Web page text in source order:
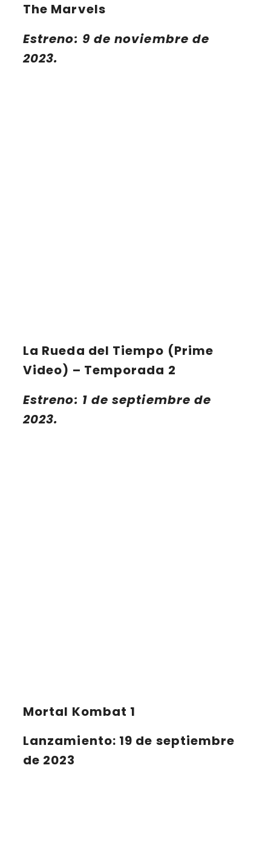
The Marvels
Estreno: 9 de noviembre de
2023.
La Rueda del Tiempo (Prime
Video) – Temporada 2
Estreno: 1 de septiembre de
2023.
Mortal Kombat 1
Lanzamiento: 19 de septiembre
de 2023